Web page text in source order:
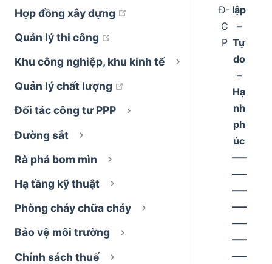
Hợp đồng xây dựng
open in new window
Quản lý thi công
Khu công nghiệp, khu kinh tế
Quản lý chất lượng
Đối tác công tư PPP
Đường sắt
Rà phá bom mìn
Hạ tầng kỹ thuật
Phòng cháy chữa cháy
Bảo vệ môi trường
Chính sách thuế
Đ-
C
P
lập
–
Tự
do
–
Hạ
nh
ph
úc
–––
–––
–––
–––
–––
–––
–––